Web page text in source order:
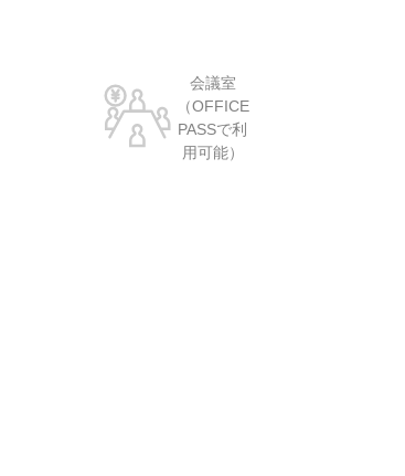
会議室
（OFFICE
PASSで利
用可能）